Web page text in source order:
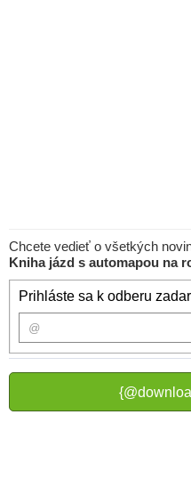
Chcete vedieť o všetkých
Kniha jázd s automapou na
Prihláste sa k odberu